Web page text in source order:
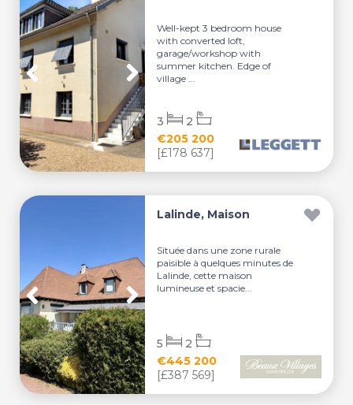
Well-kept 3 bedroom house
with converted loft,
garage/workshop with
summer kitchen. Edge of
village ...
€205 200
[£178 637]
3 2
Lalinde, Maison
Située dans une zone rurale
paisible à quelques minutes de
Lalinde, cette maison
lumineuse et spacie...
€445 200
[£387 569]
5 2